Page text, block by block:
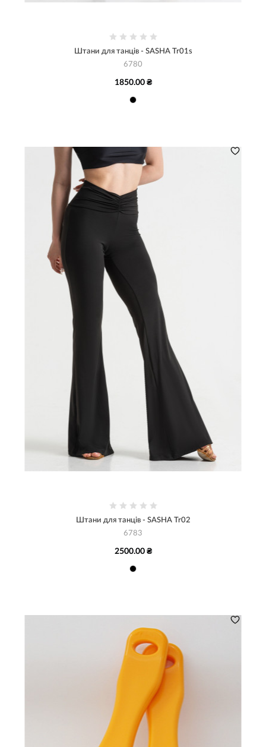
Штани для танців - SASHA Tr01s
6780
1850.00 ₴
Штани для танців - SASHA Tr02
6783
2500.00 ₴